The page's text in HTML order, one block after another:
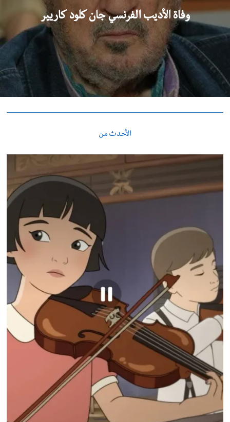
وفاة الأديب الفرنسي جان كلود كاريير
الأحدث من